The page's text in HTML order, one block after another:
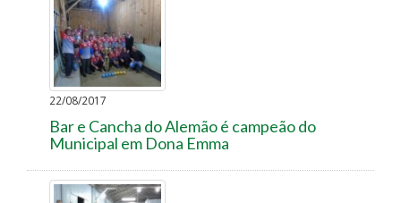
22/08/2017
Bar e Cancha do Alemão é campeão do
Municipal em Dona Emma